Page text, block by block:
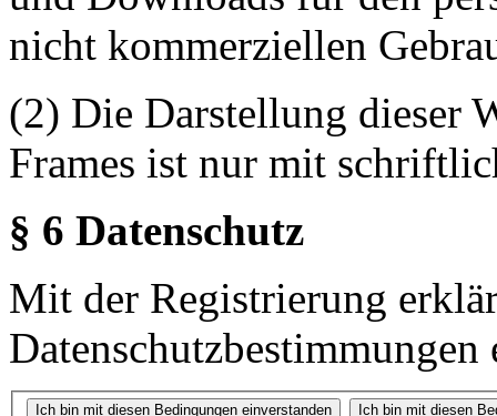
nicht kommerziellen
(2) Die Darstellung dieser
Frames ist nur mit
§ 6 Datenschutz
Mit der Registrierung
Datenschutzbestimmungen